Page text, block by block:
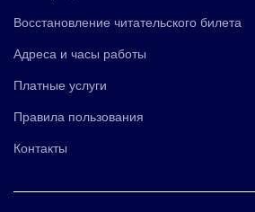
Восстановление читательского билета
Адреса и часы работы
Платные услуги
Правила пользования
Контакты